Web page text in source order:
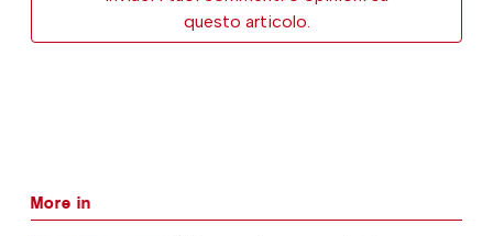
questo articolo.
More in